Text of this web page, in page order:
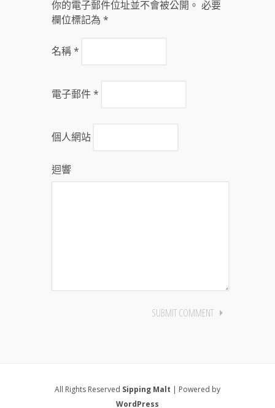
你的電子郵件位址並不會被公開。 必要
欄位標記為 *
名稱*
電子郵件*
個人網站
迴響
All Rights Reserved Sipping Malt | Powered by
WordPress